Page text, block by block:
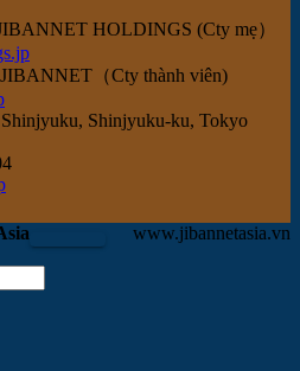
HOLDINGS (Cty mẹ）
（Cty thành viên)
Shinjyuku-ku, Tokyo
www.jibannetasia.vn